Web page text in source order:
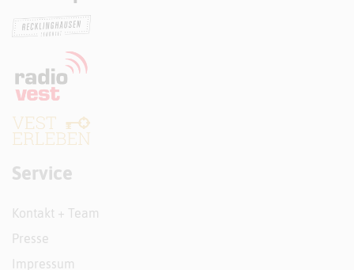
Service
Kontakt + Team
Presse
Impressum